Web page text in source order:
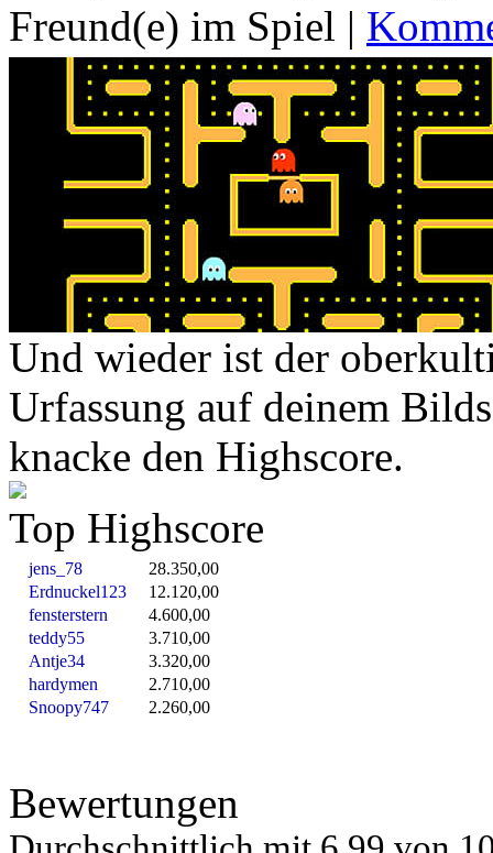
Freund(e) im Spiel |
Und wieder ist der
Urfassung auf deinem
knacke den Highscore.
Top Highscore
jens_78
28.350,00
Erdnuckel123
12.120,00
fensterstern
4.600,00
teddy55
3.710,00
Antje34
3.320,00
hardymen
2.710,00
Snoopy747
2.260,00
Bewertungen